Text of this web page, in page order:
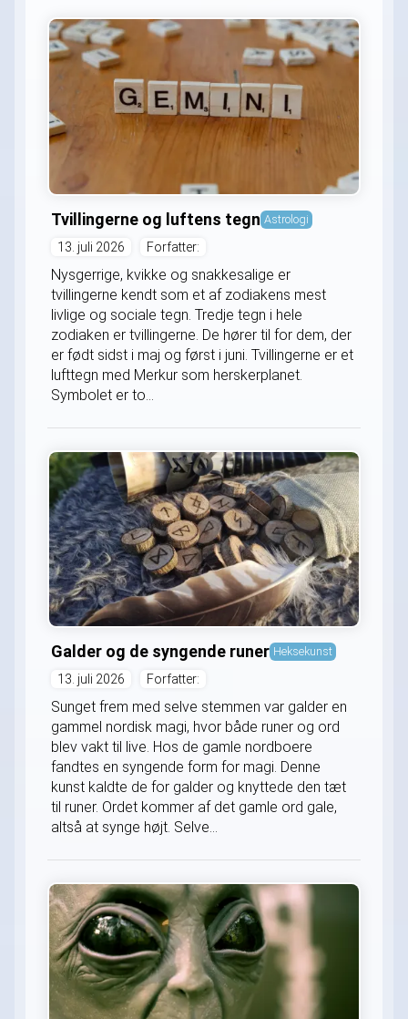
Tvillingerne og luftens tegn Astrologi
13. juli 2026 Forfatter:
Nysgerrige, kvikke og snakkesalige er
tvillingerne kendt som et af zodiakens mest
livlige og sociale tegn. Tredje tegn i hele
zodiaken er tvillingerne. De hører til for dem, der
er født sidst i maj og først i juni. Tvillingerne er et
lufttegn med Merkur som herskerplanet.
Symbolet er to...
Galder og de syngende runer Heksekunst
13. juli 2026 Forfatter:
Sunget frem med selve stemmen var galder en
gammel nordisk magi, hvor både runer og ord
blev vakt til live. Hos de gamle nordboere
fandtes en syngende form for magi. Denne
kunst kaldte de for galder og knyttede den tæt
til runer. Ordet kommer af det gamle ord gale,
altså at synge højt. Selve...